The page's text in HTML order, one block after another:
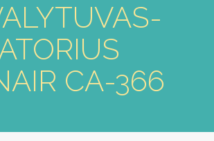
CA-366